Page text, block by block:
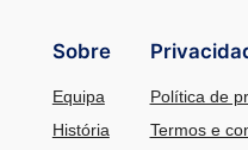
Sobre
Equipa
História
Política de
Termos e